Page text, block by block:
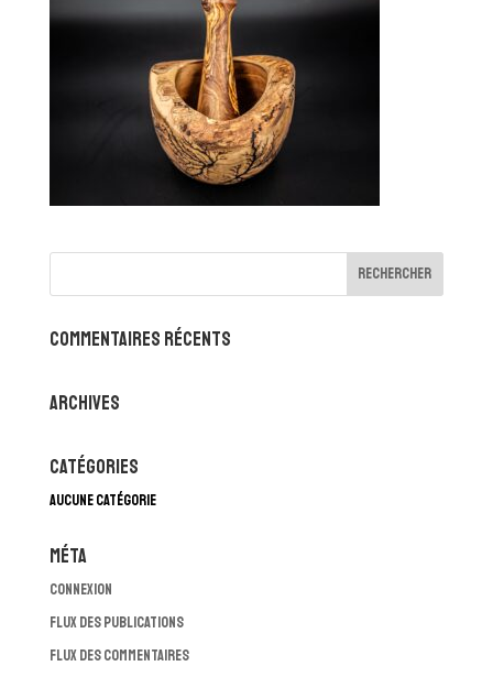
Commentaires récents
Archives
Catégories
Aucune catégorie
Méta
Connexion
Flux des publications
Flux des commentaires